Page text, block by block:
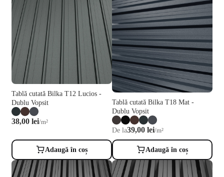
Tablă cutată Bilka T12 Lucios -
Dublu Vopsit
38,00 lei/m²
Adaugă în coș
Tablă cutată Bilka T18 Mat -
Dublu Vopsit
De la39,00 lei/m²
Adaugă în coș